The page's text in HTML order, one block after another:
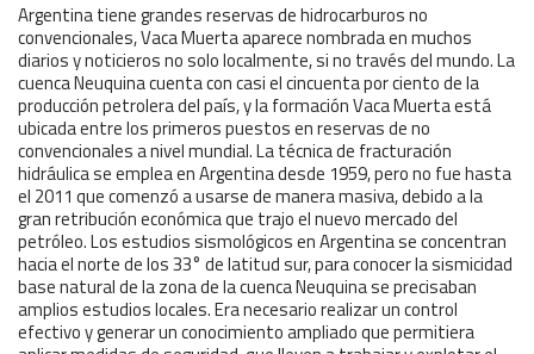
Argentina tiene grandes reservas de hidrocarburos no
convencionales, Vaca Muerta aparece nombrada en muchos
diarios y noticieros no solo localmente, si no través del mundo. La
cuenca Neuquina cuenta con casi el cincuenta por ciento de la
producción petrolera del país, y la formación Vaca Muerta está
ubicada entre los primeros puestos en reservas de no
convencionales a nivel mundial. La técnica de fracturación
hidráulica se emplea en Argentina desde 1959, pero no fue hasta
el 2011 que comenzó a usarse de manera masiva, debido a la
gran retribución económica que trajo el nuevo mercado del
petróleo. Los estudios sismológicos en Argentina se concentran
hacia el norte de los 33° de latitud sur, para conocer la sismicidad
base natural de la zona de la cuenca Neuquina se precisaban
amplios estudios locales. Era necesario realizar un control
efectivo y generar un conocimiento ampliado que permitiera